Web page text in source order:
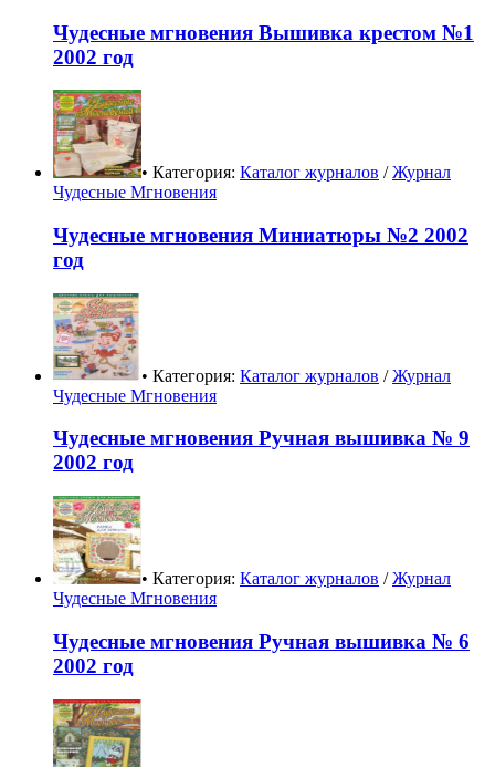
Чудесные мгновения Вышивка крестом №1
2002 год
• Категория: Каталог журналов /Журнал
Чудесные Мгновения
Чудесные мгновения Миниатюры №2 2002
год
• Категория: Каталог журналов /Журнал
Чудесные Мгновения
Чудесные мгновения Ручная вышивка № 9
2002 год
• Категория: Каталог журналов /Журнал
Чудесные Мгновения
Чудесные мгновения Ручная вышивка № 6
2002 год